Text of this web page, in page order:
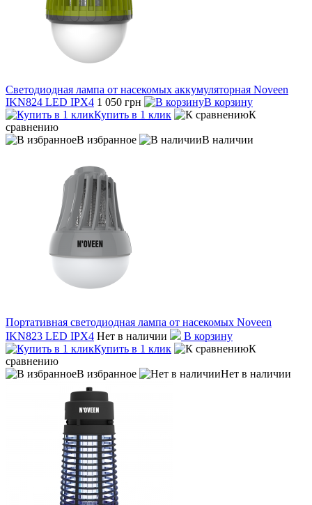
Светодиодная лампа от насекомых аккумуляторная Noveen
IKN824 LED IPХ4 1 050 грн
В корзину
Купить в 1 клик
К
сравнению
В избранное
В наличии
Портативная светодиодная лампа от насекомых Noveen
IKN823 LED IPХ4 Нет в наличии
В корзину
Купить в 1 клик
К
сравнению
В избранное
Нет в наличии